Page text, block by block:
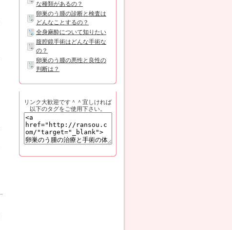
な種類があるの？
卵巣のう腫の診断と検査は
どんなことするの？
全身麻酔について知りたい
腹腔鏡手術はどんな手術な
の？
卵巣のう腫の悪性と良性の
判断は？
リンク大歓迎です＾＾宜しければ
以下のタグをご使用下さい。